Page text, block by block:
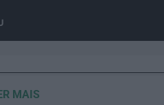
MAIS